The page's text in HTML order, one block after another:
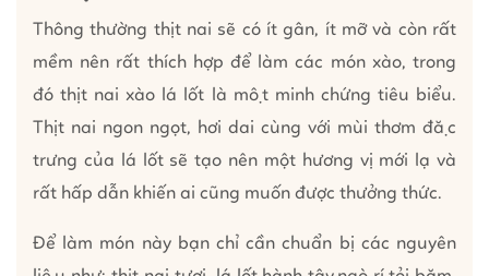
Thông thường thịt nai sẽ có ít gân, ít mỡ và còn rất
mềm nên rất thích hợp để làm các món xào, trong
đó thịt nai xào lá lốt là một minh chứng tiêu biểu.
Thịt nai ngon ngọt, hơi dai cùng với mùi thơm đặc
trưng của lá lốt sẽ tạo nên một hương vị mới lạ và
rất hấp dẫn khiến ai cũng muốn được thưởng thức.
Để làm món này bạn chỉ cần chuẩn bị các nguyên